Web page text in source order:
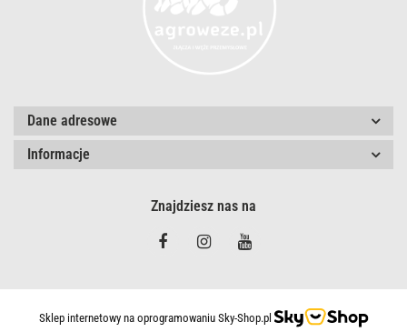
Dane adresowe
Informacje
Znajdziesz nas na
Sklep internetowy na oprogramowaniu Sky-Shop.pl